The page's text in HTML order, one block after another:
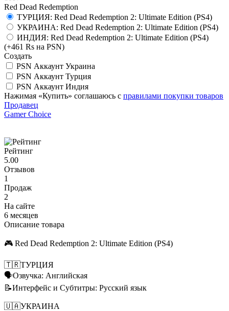
Red Dead Redemption
ТУРЦИЯ: Red Dead Redemption 2: Ultimate Edition (PS4)
УКРАИНА: Red Dead Redemption 2: Ultimate Edition (PS4)
ИНДИЯ: Red Dead Redemption 2: Ultimate Edition (PS4)
(+461 Rs на PSN)
Создать
PSN Аккаунт Украина
PSN Аккаунт Турция
PSN Аккаунт Индия
Нажимая «Купить» соглашаюсь с правилами покупки товаров
Продавец
Gamer Choice
Рейтинг
5.00
Отзывов
1
Продаж
2
На сайте
6 месяцев
Описание товара
🎮 Red Dead Redemption 2: Ultimate Edition (PS4)
🇹🇷ТУРЦИЯ
🗣️Озвучка: Английская
📝Интерфейс и Субтитры: Русский язык
🇺🇦УКРАИНА